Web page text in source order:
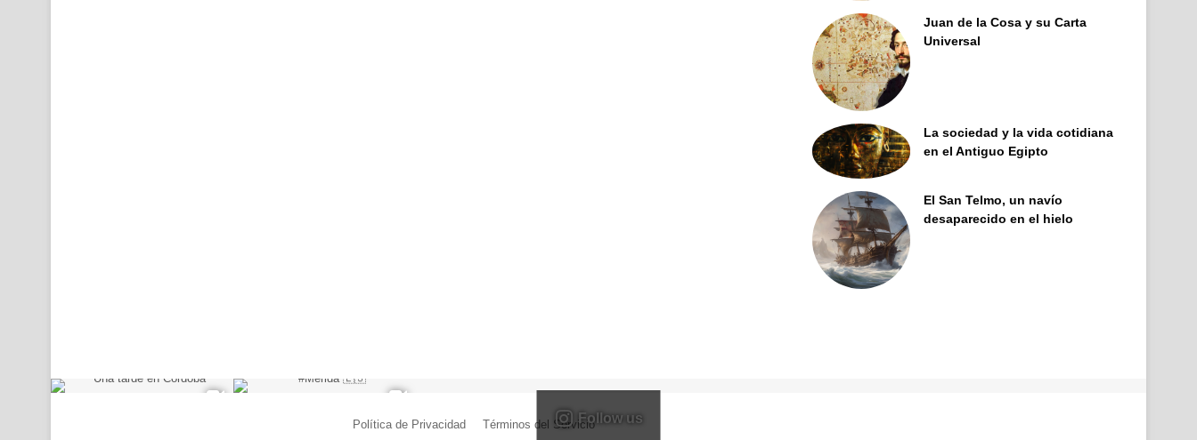
Juan de la Cosa y su Carta
Universal
La sociedad y la vida cotidiana
en el Antiguo Egipto
El San Telmo, un navío
desaparecido en el hielo
Follow us
Política de Privacidad Términos del Servicio| Creado por Miguel Ángel Ferreiro